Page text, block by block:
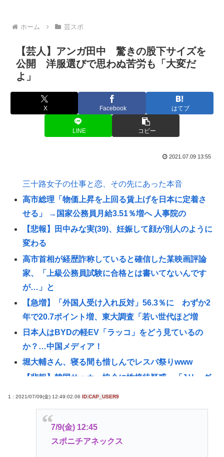
ホーム 芸スポ
【芸人】アンガ田中 驚きの股下サイズを
公開 洋服選びで思わぬ苦労も「大変だ
よ」
X Facebook はてブ
LINE コピー
2021.07.09 13:55
三十路女子の仕事と恋、その先にあった本音
高市総理「物価上昇を上回る賃上げを日本に定着さ
せる」 →国家公務員月給3.51％増へ 人事院の
【悲報】田中みな実(39)、妊娠して顔が別人のように
変わる
高市首相が経歴詐称していると確信した某映画評論
家、「上級公務員試験に合格とは書いてないんです
が…」と
【急増】「外国人受け入れ反対」56.3％に わずか2
年で20.7ポイント増、東大調査「若い世代ほど増
日本人はBYDの軽EV「ラッコ」をどう見ているの
か？…中国メディア！
堀大輔さん、寝る間も惜しんでレスバ祭りwww
【悲報】韓国サッカー協会に性接待疑惑、「Jリーグ
「救える命だった」ウィシュマさん死亡めぐる国賠
訴訟が結審、遺族側は「入管の責任」改めて訴え
(ヽ´ん`) 嫌儲民「ケンモメン」の定義 👈 何て答え
1 : 2021/07/09(金) 12:49:02.06 ID:CAP_USER9
7/9(金) 12:45
スポニチアネックス